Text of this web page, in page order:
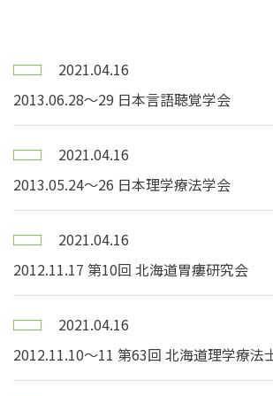
2021.04.16
2013.06.28〜29 日本言語聴覚学会
2021.04.16
2013.05.24〜26 日本理学療法学会
2021.04.16
2012.11.17 第10回 北海道胃瘻研究会
2021.04.16
2012.11.10～11 第63回 北海道理学療法